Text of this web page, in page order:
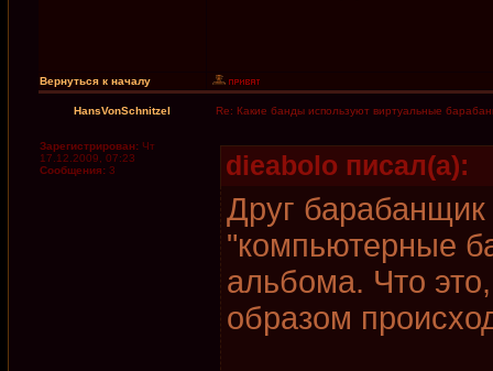
Вернуться к началу
HansVonSchnitzel Re: Какие банды используют виртуальные
Зарегистрирован: Чт
17.12.2009, 07:23
Сообщения: 3 dieabolo писал(а):
Друг
"компьютерные
альбома. Что
образом